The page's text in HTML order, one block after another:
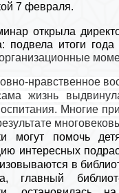
7 февраля.
открыла
подвела итоги
-нравственное
жизнь
Многие
могут помочь
интересных
в
главный